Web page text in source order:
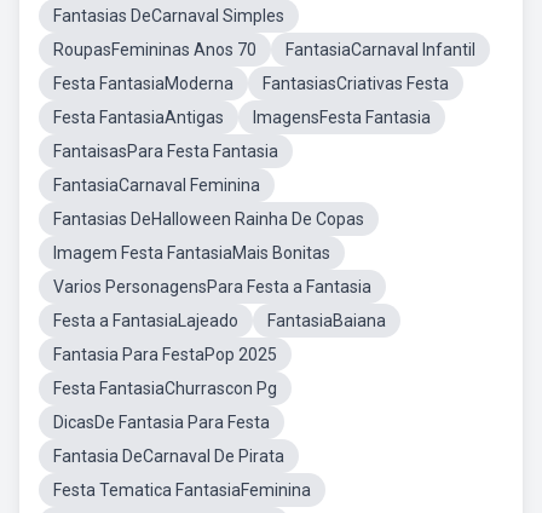
Fantasias DeCarnaval Simples
RoupasFemininas Anos 70
FantasiaCarnaval Infantil
Festa FantasiaModerna
FantasiasCriativas Festa
Festa FantasiaAntigas
ImagensFesta Fantasia
FantaisasPara Festa Fantasia
FantasiaCarnaval Feminina
Fantasias DeHalloween Rainha De Copas
Imagem Festa FantasiaMais Bonitas
Varios PersonagensPara Festa a Fantasia
Festa a FantasiaLajeado
FantasiaBaiana
Fantasia Para FestaPop 2025
Festa FantasiaChurrascon Pg
DicasDe Fantasia Para Festa
Fantasia DeCarnaval De Pirata
Festa Tematica FantasiaFeminina